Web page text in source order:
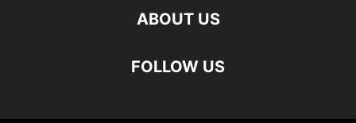
ABOUT US
FOLLOW US